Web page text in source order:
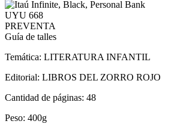
UYU 668
PREVENTA
Guía de talles
Temática: LITERATURA INFANTIL
Editorial: LIBROS DEL ZORRO ROJO
Cantidad de páginas: 48
Peso: 400g